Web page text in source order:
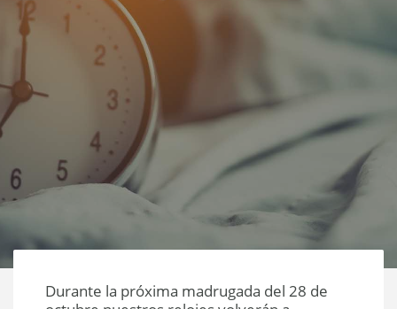
Durante la próxima madrugada del 28 de